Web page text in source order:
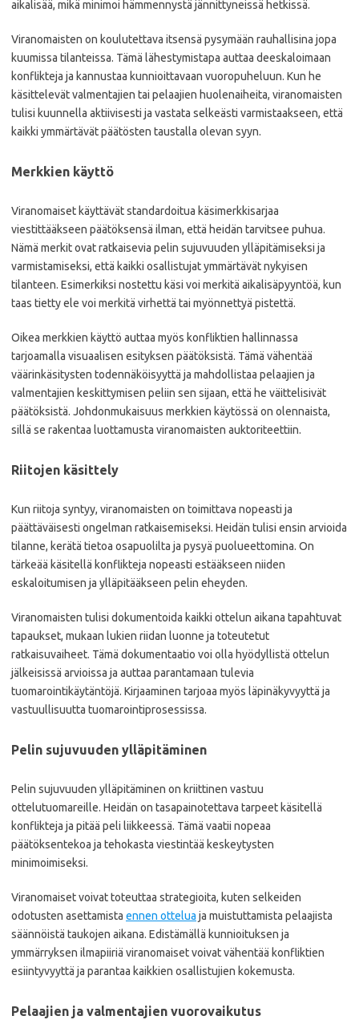
aikalisää, mikä minimoi hämmennystä jännittyneissä hetkissä.
Viranomaisten on koulutettava itsensä pysymään rauhallisina jopa
kuumissa tilanteissa. Tämä lähestymistapa auttaa deeskaloimaan
konflikteja ja kannustaa kunnioittavaan vuoropuheluun. Kun he
käsittelevät valmentajien tai pelaajien huolenaiheita, viranomaisten
tulisi kuunnella aktiivisesti ja vastata selkeästi varmistaakseen, että
kaikki ymmärtävät päätösten taustalla olevan syyn.
Merkkien käyttö
Viranomaiset käyttävät standardoitua käsimerkkisarjaa
viestittääkseen päätöksensä ilman, että heidän tarvitsee puhua.
Nämä merkit ovat ratkaisevia pelin sujuvuuden ylläpitämiseksi ja
varmistamiseksi, että kaikki osallistujat ymmärtävät nykyisen
tilanteen. Esimerkiksi nostettu käsi voi merkitä aikalisäpyyntöä, kun
taas tietty ele voi merkitä virhettä tai myönnettyä pistettä.
Oikea merkkien käyttö auttaa myös konfliktien hallinnassa
tarjoamalla visuaalisen esityksen päätöksistä. Tämä vähentää
väärinkäsitysten todennäköisyyttä ja mahdollistaa pelaajien ja
valmentajien keskittymisen peliin sen sijaan, että he väittelisivät
päätöksistä. Johdonmukaisuus merkkien käytössä on olennaista,
sillä se rakentaa luottamusta viranomaisten auktoriteettiin.
Riitojen käsittely
Kun riitoja syntyy, viranomaisten on toimittava nopeasti ja
päättäväisesti ongelman ratkaisemiseksi. Heidän tulisi ensin arvioida
tilanne, kerätä tietoa osapuolilta ja pysyä puolueettomina. On
tärkeää käsitellä konflikteja nopeasti estääkseen niiden
eskaloitumisen ja ylläpitääkseen pelin eheyden.
Viranomaisten tulisi dokumentoida kaikki ottelun aikana tapahtuvat
tapaukset, mukaan lukien riidan luonne ja toteutetut
ratkaisuvaiheet. Tämä dokumentaatio voi olla hyödyllistä ottelun
jälkeisissä arvioissa ja auttaa parantamaan tulevia
tuomarointikäytäntöjä. Kirjaaminen tarjoaa myös läpinäkyvyyttä ja
vastuullisuutta tuomarointiprosessissa.
Pelin sujuvuuden ylläpitäminen
Pelin sujuvuuden ylläpitäminen on kriittinen vastuu
ottelutuomareille. Heidän on tasapainotettava tarpeet käsitellä
konflikteja ja pitää peli liikkeessä. Tämä vaatii nopeaa
päätöksentekoa ja tehokasta viestintää keskeytysten
minimoimiseksi.
Viranomaiset voivat toteuttaa strategioita, kuten selkeiden
odotusten asettamista ennen ottelua ja muistuttamista pelaajista
säännöistä taukojen aikana. Edistämällä kunnioituksen ja
ymmärryksen ilmapiiriä viranomaiset voivat vähentää konfliktien
esiintyvyyttä ja parantaa kaikkien osallistujien kokemusta.
Pelaajien ja valmentajien vuorovaikutus